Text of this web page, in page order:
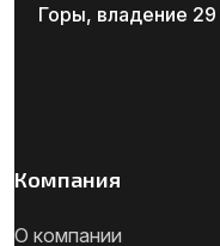
Горы, владение 29
Компания
О компании